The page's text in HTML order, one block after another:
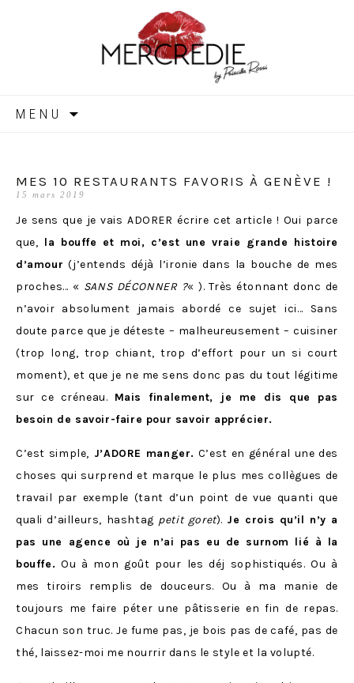
MERCREDIE
MENU
MES 10 RESTAURANTS FAVORIS À GENÈVE !
15 mars 2019
Je sens que je vais ADORER écrire cet article ! Oui parce
que, la bouffe et moi, c’est une vraie grande histoire
d’amour (j’entends déjà l’ironie dans la bouche de mes
proches… « SANS DÉCONNER ?« ). Très étonnant donc de
n’avoir absolument jamais abordé ce sujet ici… Sans
doute parce que je déteste – malheureusement – cuisiner
(trop long, trop chiant, trop d’effort pour un si court
moment), et que je ne me sens donc pas du tout légitime
sur ce créneau. Mais finalement, je me dis que pas
besoin de savoir-faire pour savoir apprécier.
C’est simple, J’ADORE manger. C’est en général une des
choses qui surprend et marque le plus mes collègues de
travail par exemple (tant d’un point de vue quanti que
quali d’ailleurs, hashtag petit goret). Je crois qu’il n’y a
pas une agence où je n’ai pas eu de surnom lié à la
bouffe. Ou à mon goût pour les déj sophistiqués. Ou à
mes tiroirs remplis de douceurs. Ou à ma manie de
toujours me faire péter une pâtisserie en fin de repas.
Chacun son truc. Je fume pas, je bois pas de café, pas de
thé, laissez-moi me nourrir dans le style et la volupté.